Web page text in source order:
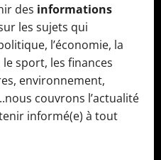
des informations
les sujets qui
l’économie, la
sport, les finances
environnement,
couvrons l’actualité
informé(e) à tout